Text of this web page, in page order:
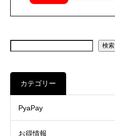
検索
カテゴリー
PyaPay
お得情報